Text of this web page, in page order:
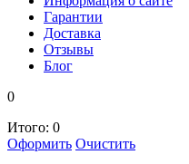
Гарантии
Доставка
Отзывы
Блог
0
Итого: 0
Оформить Очистить